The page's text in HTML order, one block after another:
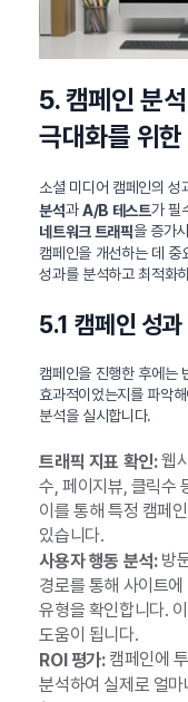
5. 캠페인 분
극대화를 위
소셜 미디어 캠페인의 성
분석과A/B 테스트가 필
네트워크 트래픽을 증가
캠페인을 개선하는 데 중
성과를 분석하고 최적화
5.1 캠페인 성과
캠페인을 진행한 후에는
효과적이었는지를 파악
분석을 실시합니다.
트래픽 지표 확인:웹
수, 페이지뷰, 클릭수
이를 통해 특정 캠페
있습니다.
사용자 행동 분석:방
경로를 통해 사이트
유형을 확인합니다.
도움이 됩니다.
ROI 평가:캠페인에
분석하여 실제로 얼